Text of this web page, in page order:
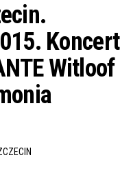
Koncert
Witloof